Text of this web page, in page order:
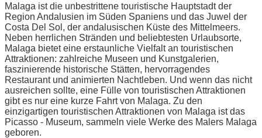
Malaga ist die unbestrittene touristische Hauptstadt der
Region Andalusien im Süden Spaniens und das Juwel der
Costa Del Sol, der andalusischen Küste des Mittelmeers.
Neben herrlichen Stränden und beliebtesten Urlaubsorte,
Malaga bietet eine erstaunliche Vielfalt an touristischen
Attraktionen: zahlreiche Museen und Kunstgalerien,
faszinierende historische Stätten, hervorragendes
Restaurant und animierten Nachtleben. Und wenn das nicht
ausreichen sollte, eine Fülle von touristischen Attraktionen
gibt es nur eine kurze Fahrt von Malaga. Zu den
einzigartigen touristischen Attraktionen von Malaga ist das
Picasso - Museum, sammeln viele Werke des Malers Malaga
geboren.